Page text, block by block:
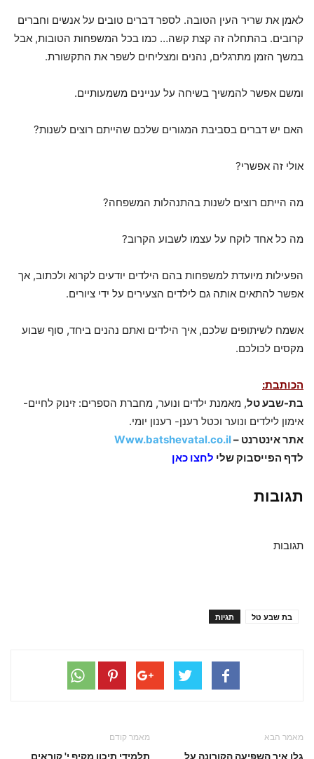
לאמן את שריר העין הטובה. לספר דברים טובים על אנשים וחברים
קרובים. בהתחלה זה קצת קשה… כמו בכל המשפחות הטובות, אבל
במשך הזמן מתרגלים, נהנים ומצליחים לשפר את התקשורת.
ומשם אפשר להמשיך בשיחה על עניינים משמעותיים.
האם יש דברים בסביבת המגורים שלכם שהייתם רוצים לשנות?
אולי זה אפשרי?
מה הייתם רוצים לשנות בהתנהלות המשפחה?
מה כל אחד לוקח על עצמו לשבוע הקרוב?
הפעילות מיועדת למשפחות בהם הילדים יודעים לקרוא ולכתוב, אך
אפשר להתאים אותה גם לילדים הצעירים על ידי ציורים.
אשמח לשיתופים שלכם, איך הילדים ואתם נהנים ביחד, סוף שבוע
מקסים לכולכם.
הכותבת:
בת-שבע טל, מאמנת ילדים ונוער, מחברת הספרים: זינוק לחיים-
אימון לילדים ונוער וכטל רענן- רענון יומי.
אתר אינטרנט –Www.batshevatal.co.il
לדף הפייסבוק שלי לחצו כאן
תגובות
תגובות
תגיות בת שבע טל
מאמר קודם
תלמידי תיכון מקיף י' קוראים
מאמר הבא
גלו איך השפיעה הקורונה על